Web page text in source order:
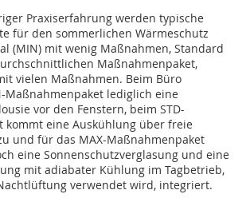
Praxiserfahrung werden typische
für den sommerlichen Wärmeschutz
(MIN) mit wenig Maßnahmen, Standard
Maßnahmenpaket,
vielen Maßnahmen. Beim Büro
Maßnahmenpaket lediglich eine
vor den Fenstern, beim STD-
kommt eine Auskühlung über freie
und für das MAX-Maßnahmenpaket
eine Sonnenschutzverglasung und eine
mit adiabater Kühlung im Tagbetrieb,
verwendet wird, integriert.